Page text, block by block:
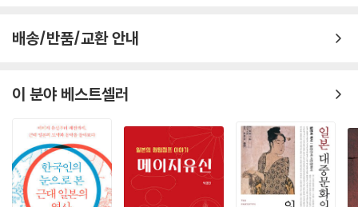
메이지시대 이후의 근대에 들어 일본천황가의 만세일계를 표방하게 되는
이나메와 도래인(각종 박사·승·기능인 등)의 관계를 살펴보면, 한반도 특
사절로서 활약하고 율령 및 각종 사서편찬에도 직접 관여한 사실들이 주목
된다. --- p.60
이처럼 한반도에서 건너온 승려와 박사·학자·시학사(학사) 등은 기본적으
배송/반품/교환 안내
이 분야 베스트셀러